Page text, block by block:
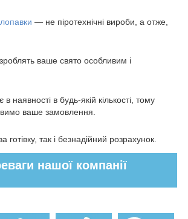
— не піротехнічні вироби, а отже,
ваше свято особливим і
наявності в будь-якій кількості, тому
ваше замовлення.
так і безнадійний розрахунок.
нашої компанії